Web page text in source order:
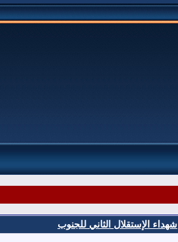
شهداء الإستقلال الثاني للجنوب